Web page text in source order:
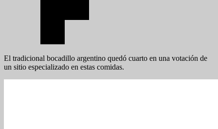
El tradicional bocadillo argentino quedó cuarto en una votación de
un sitio especializado en estas comidas.